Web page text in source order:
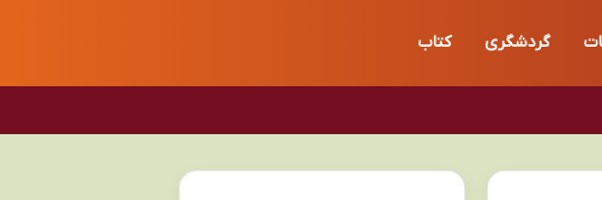
گردشگری کتاب